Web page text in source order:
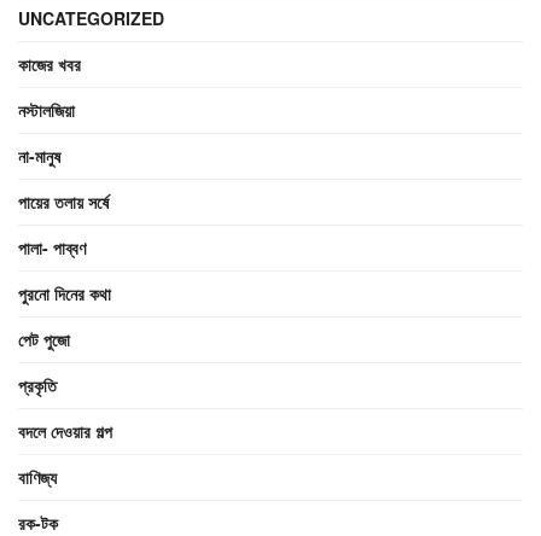
UNCATEGORIZED
কাজের খবর
নস্টালজিয়া
না-মানুষ
পায়ের তলায় সর্ষে
পালা- পাব্বণ
পুরনো দিনের কথা
পেট পুজো
প্রকৃতি
বদলে দেওয়ার গল্প
বাণিজ্য
রক-টক